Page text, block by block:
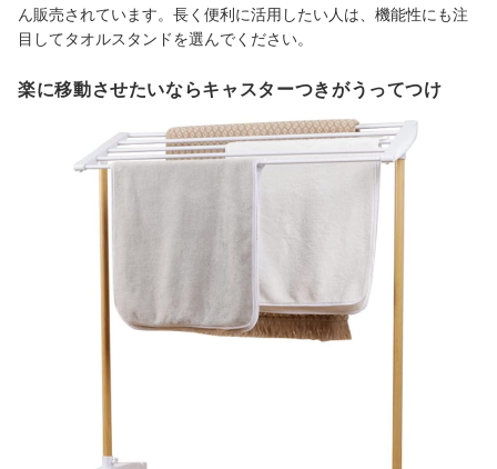
ん販売されています。長く便利に活用したい人は、機能性にも注
目してタオルスタンドを選んでください。
楽に移動させたいならキャスターつきがうってつけ